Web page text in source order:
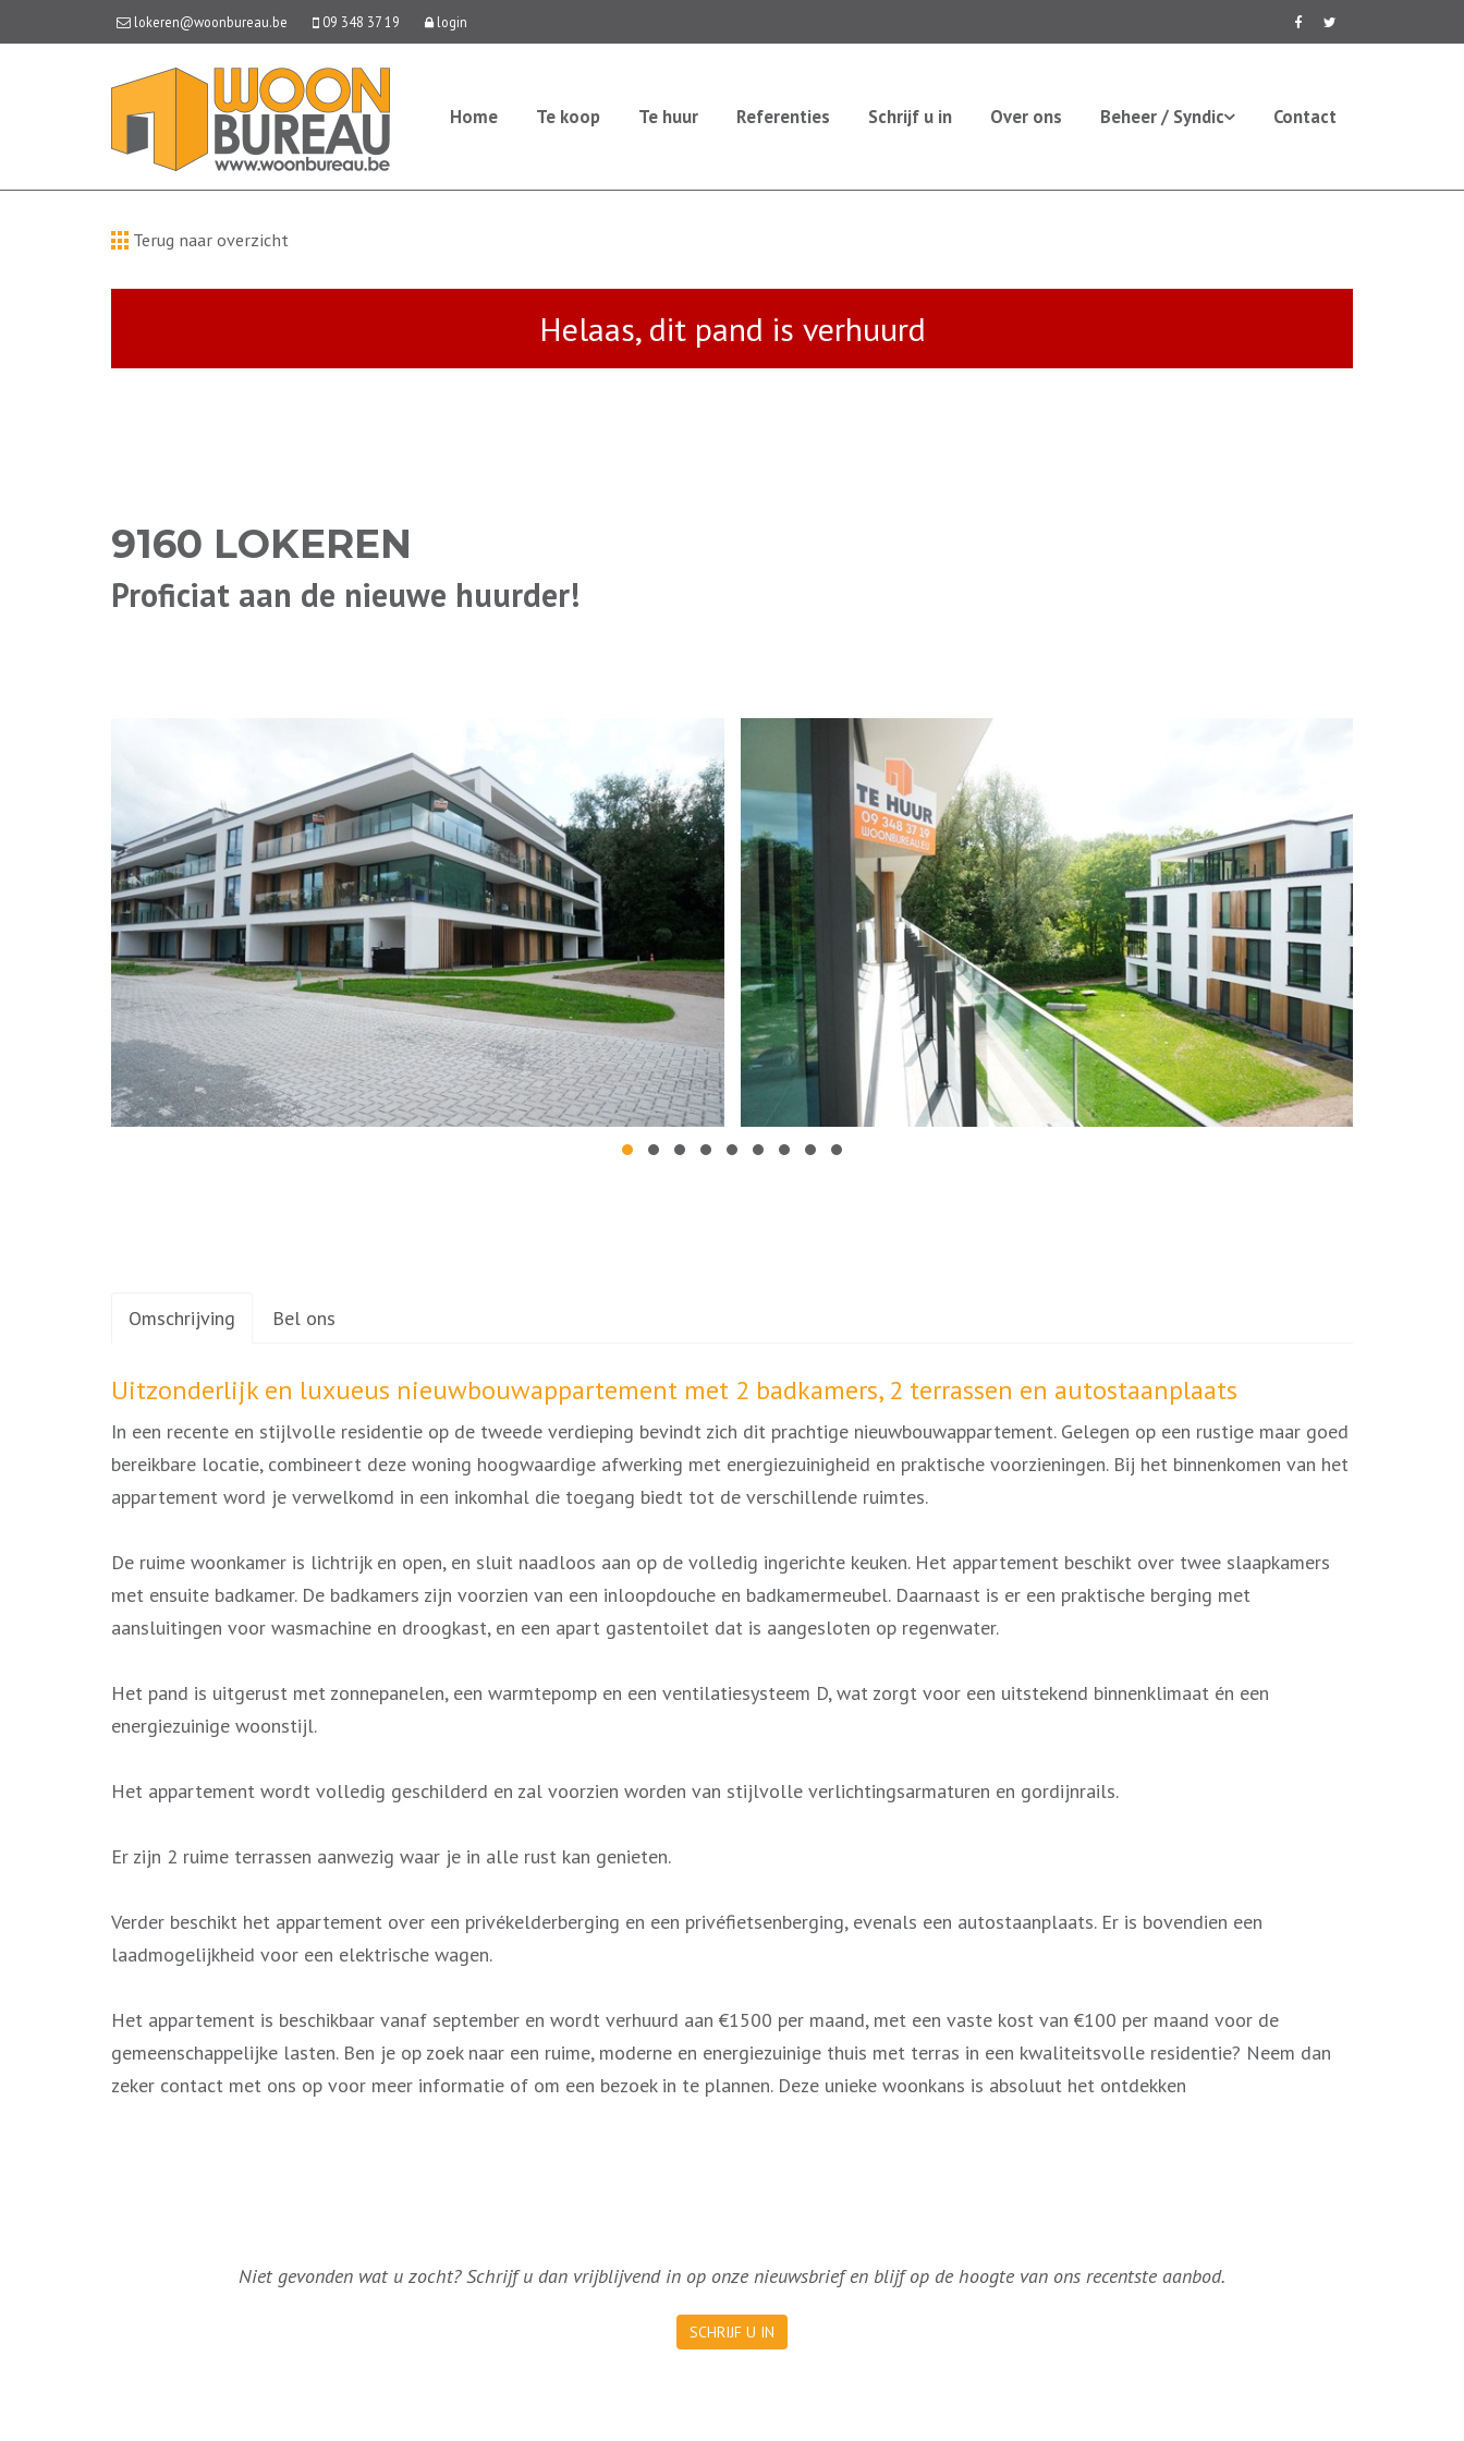
lokeren@woonbureau.be 09 348 37 19 login
Home Te koop Te huur Referenties Schrijf u in Over ons Beheer / Syndic Contact
Terug naar overzicht
Helaas, dit pand is verhuurd
9160 LOKEREN
Proficiat aan de nieuwe huurder!
Omschrijving Bel ons
Omschrijving
Uitzonderlijk en luxueus nieuwbouwappartement met 2 badkamers, 2 terrassen en autostaanplaats
In een recente en stijlvolle residentie op de tweede verdieping bevindt zich dit prachtige nieuwbouwappartement. Gelegen op een rustige maar goed
bereikbare locatie, combineert deze woning hoogwaardige afwerking met energiezuinigheid en praktische voorzieningen. Bij het binnenkomen van het
appartement word je verwelkomd in een inkomhal die toegang biedt tot de verschillende ruimtes.
De ruime woonkamer is lichtrijk en open, en sluit naadloos aan op de volledig ingerichte keuken. Het appartement beschikt over twee slaapkamers
met ensuite badkamer. De badkamers zijn voorzien van een inloopdouche en badkamermeubel. Daarnaast is er een praktische berging met
aansluitingen voor wasmachine en droogkast, en een apart gastentoilet dat is aangesloten op regenwater.
Het pand is uitgerust met zonnepanelen, een warmtepomp en een ventilatiesysteem D, wat zorgt voor een uitstekend binnenklimaat én een
energiezuinige woonstijl.
Het appartement wordt volledig geschilderd en zal voorzien worden van stijlvolle verlichtingsarmaturen en gordijnrails.
Er zijn 2 ruime terrassen aanwezig waar je in alle rust kan genieten.
Verder beschikt het appartement over een privékelderberging en een privéfietsenberging, evenals een autostaanplaats. Er is bovendien een
laadmogelijkheid voor een elektrische wagen.
Het appartement is beschikbaar vanaf september en wordt verhuurd aan €1500 per maand, met een vaste kost van €100 per maand voor de
gemeenschappelijke lasten. Ben je op zoek naar een ruime, moderne en energiezuinige thuis met terras in een kwaliteitsvolle residentie? Neem dan
zeker contact met ons op voor meer informatie of om een bezoek in te plannen. Deze unieke woonkans is absoluut het ontdekken
Niet gevonden wat u zocht? Schrijf u dan vrijblijvend in op onze nieuwsbrief en blijf op de hoogte van ons recentste aanbod.
SCHRIJF U IN